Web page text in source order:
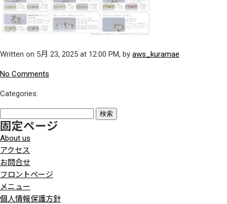
Written on 5月 23, 2025 at 12:00 PM, by aws_kuramae
No Comments
Categories:
索:
固定ページ
About us
アクセス
お問合せ
フロントページ
メニュー
個人情報保護方針